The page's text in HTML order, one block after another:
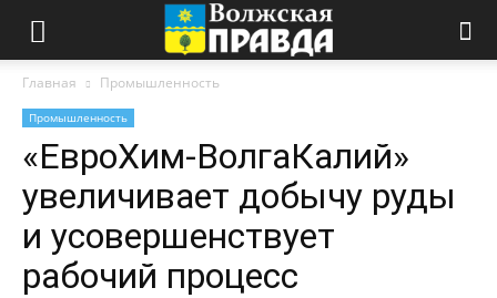
Главная Промышленность
Промышленность
«ЕвроХим-ВолгаКалий»
увеличивает добычу руды
и усовершенствует
рабочий процесс